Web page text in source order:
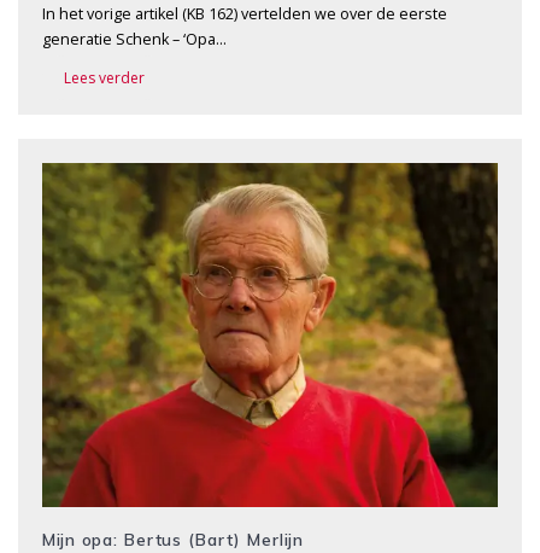
In het vorige artikel (KB 162) vertelden we over de eerste
generatie Schenk – ‘Opa…
Lees verder
Mijn opa: Bertus (Bart) Merlijn